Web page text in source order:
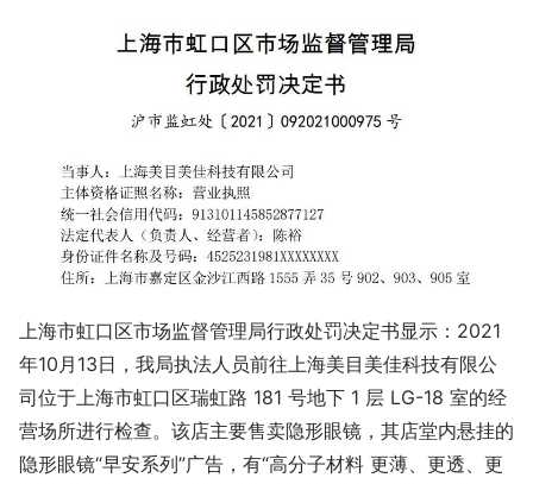
上海市虹口区市场监督管理局行政处罚决定书显示：2021
年10月13日，我局执法人员前往上海美目美佳科技有限公
司位于上海市虹口区瑞虹路 181 号地下 1 层 LG-18 室的经
营场所进行检查。该店主要售卖隐形眼镜，其店堂内悬挂的
隐形眼镜“早安系列”广告，有“高分子材料 更薄、更透、更